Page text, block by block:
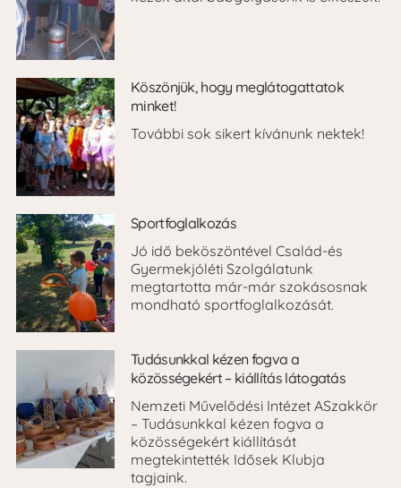
Köszönjük, hogy meglátogattatok
minket!
További sok sikert kívánunk nektek!
Sportfoglalkozás
Jó idő beköszöntével Család-és
Gyermekjóléti Szolgálatunk
megtartotta már-már szokásosnak
mondható sportfoglalkozását.
Tudásunkkal kézen fogva a
közösségekért – kiállítás látogatás
Nemzeti Művelődési Intézet ASzakkör
– Tudásunkkal kézen fogva a
közösségekért kiállítását
megtekintették Idősek Klubja
tagjaink.